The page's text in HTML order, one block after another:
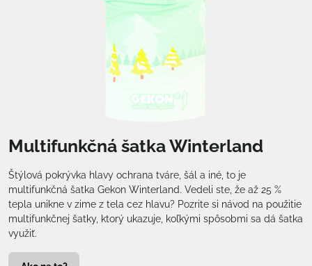
Multifunkčná šatka Winterland
Štýlová pokrývka hlavy ochrana tváre, šál a iné, to je
multifunkčná šatka Gekon Winterland. Vedeli ste, že až 25 %
tepla unikne v zime z tela cez hlavu? Pozrite si návod na použitie
multifunkčnej šatky, ktorý ukazuje, koľkými spôsobmi sa dá šatka
využiť.